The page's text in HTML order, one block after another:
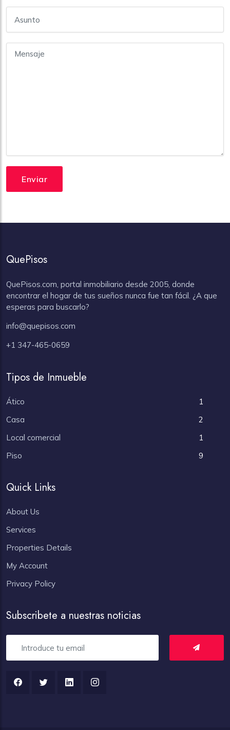
Enviar
QuePisos
QuePisos.com, portal inmobiliario desde 2005, donde
encontrar el hogar de tus sueños nunca fue tan fácil. ¿A que
esperas para buscarlo?
info@quepisos.com
+1 347-465-0659
Tipos de Inmueble
Ático
1
Casa
2
Local comercial
1
Piso
9
Quick Links
About Us
Services
Properties Details
My Account
Privacy Policy
Subscribete a nuestras noticias